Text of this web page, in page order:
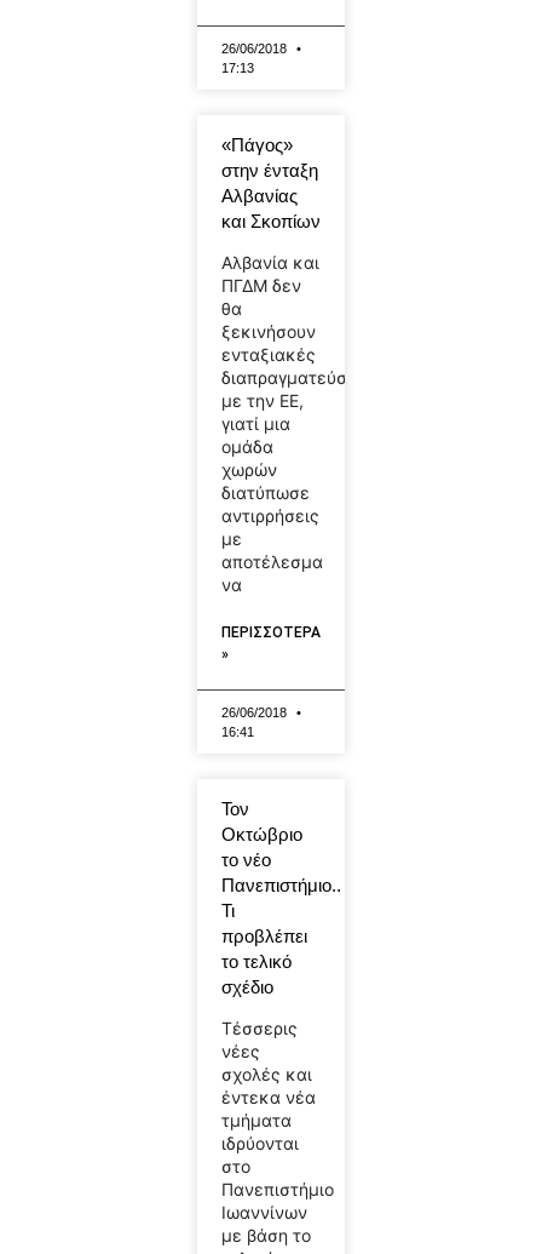
26/06/2018
17:13
«Πάγος»
στην ένταξη
Αλβανίας
και Σκοπίων
Αλβανία και
ΠΓΔΜ δεν
θα
ξεκινήσουν
ενταξιακές
διαπραγματεύσεις
με την ΕΕ,
γιατί μια
ομάδα
χωρών
διατύπωσε
αντιρρήσεις
με
αποτέλεσμα
να
ΠΕΡΙΣΣΟΤΕΡΑ
»
26/06/2018
16:41
Τον
Οκτώβριο
το νέο
Πανεπιστήμιο..
Τι
προβλέπει
το τελικό
σχέδιο
Τέσσερις
νέες
σχολές και
έντεκα νέα
τμήματα
ιδρύονται
στο
Πανεπιστήμιο
Ιωαννίνων
με βάση το